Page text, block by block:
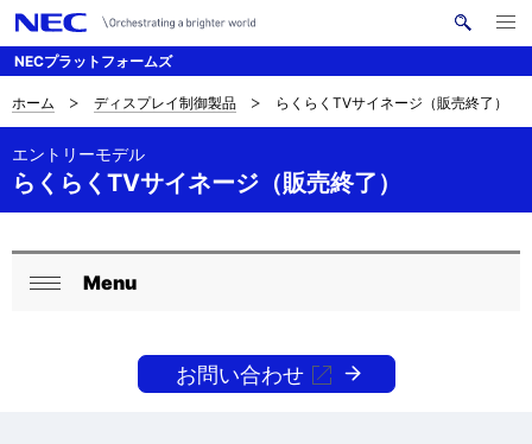
NECプラットフォームズ
メ
ニ
を
ナ
ビ
ゲ
シ
サ
イ
ト
の
ホーム ディスプレイ制御製品 らくらくTVサイネージ（販売終了）
らくらくTVサイネージ（販売終了）
エントリーモデル
ロ
Menu
お問い合わせ